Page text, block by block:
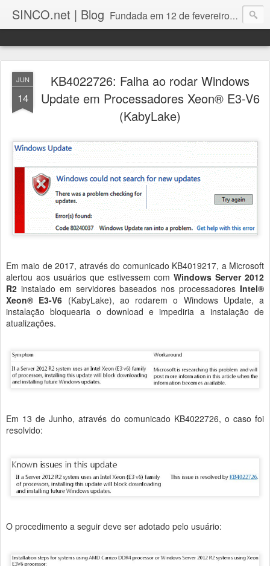
SINCO.net | Blog Fundada em 12 de fevereiro de 1982. Fabricante brasileira de servidores e workstations. Certificações: Intel Technology Provider Platinum, Seagate Storage Solution Provider, Kingston Premium Reseller, Nilko Design Partner.
JUN
14
KB4022726: Falha ao rodar Windows
Update em Processadores Xeon® E3-V6
(KabyLake)
Em maio de 2017, através do comunicado KB4019217, a Microsoft
alertou aos usuários que estivessem comWindows Server 2012
R2 instalado em servidores baseados nos processadores Intel®
Xeon® E3-V6 (KabyLake), ao rodarem o Windows Update, a
instalação bloquearia o download e impediria a instalação de
atualizações.
Em 13 de Junho, através do comunicado KB4022726, o caso foi
resolvido:
O procedimento a seguir deve ser adotado pelo usuário: